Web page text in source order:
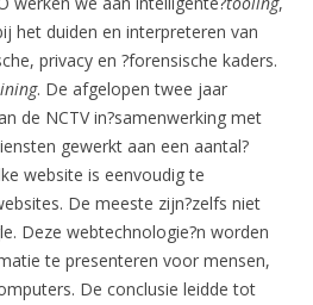
het duiden en interpreteren van
privacy en ?forensische kaders.
. De afgelopen twee jaar
de NCTV in?samenwerking met
gewerkt aan een aantal?
website is eenvoudig te
De meeste zijn?zelfs niet
Deze webtechnologie?n worden
te presenteren voor mensen,
De conclusie leidde tot